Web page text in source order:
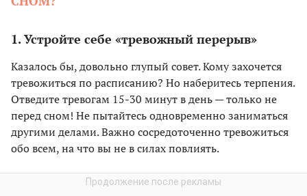
1. Устройте себе «тревожный перерыв»
Казалось бы, довольно глупый совет. Кому захочется
тревожиться по расписанию? Но наберитесь терпения.
Отведите тревогам 15-30 минут в день — только не
перед сном! Не пытайтесь одновременно заниматься
другими делами. Важно сосредоточенно тревожиться
обо всем, на что вы не в силах повлиять.